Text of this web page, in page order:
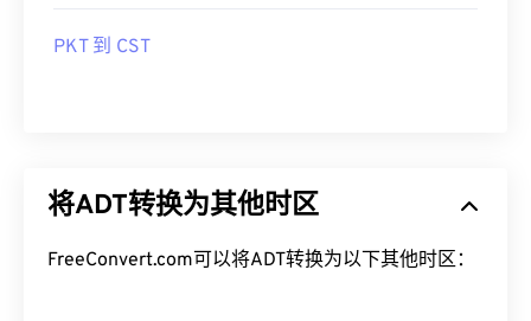
PKT 到 CST
将ADT转换为其他时区
FreeConvert.com可以将ADT转换为以下其他时区：